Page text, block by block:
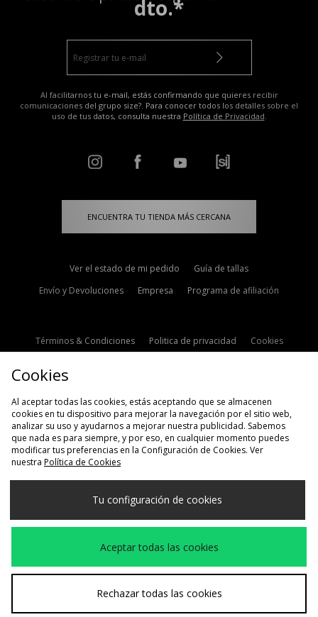
dto.*
Al facilitarnos tu e-mail, estás confirmando que quieres recibir
comunicaciones del grupo size?. Para conocer todos los detalles sobre el
uso de tus datos, consulta nuestra Política de Privacidad.
ENCUENTRA TU TIENDA MÁS CERCANA
Ver el estado de mi pedido
Guía de tallas
Envío y Devoluciones
Empresa Programa de afiliación
Términos & Condiciones Politica de privacidad
Cookies
Selecciona País
España
Aceptamos las siguientes formas de pago
Visita nuestra página corporativa en www.jdplc.com
Cookies
Al aceptar todas las cookies, estás aceptando que se almacenen
cookies en tu dispositivo para mejorar la navegación por el sitio web,
analizar su uso y ayudarnos a mejorar nuestra publicidad. Sabemos
que nada es para siempre, y por eso, en cualquier momento puedes
modificar tus preferencias en la Configuración de Cookies. Ver
nuestra Política de Cookies
Tu configuración de cookies
Aceptar todas las cookies
Rechazar todas las cookies